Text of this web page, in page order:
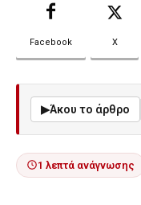
Facebook X
▶Άκου το άρθρο
1 λεπτά ανάγνωσης